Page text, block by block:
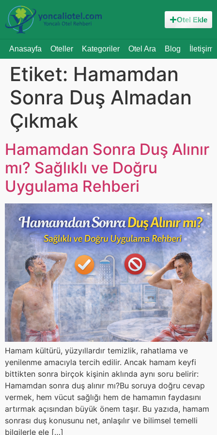
Otel Ekle
Anasayfa Oteller Kategoriler Otel Ara Blog İletişim
Etiket: Hamamdan
Sonra Duş Almadan
Çıkmak
Hamamdan Sonra Duş Alınır
mı? Sağlıklı ve Doğru
Uygulama Rehberi
Hamam kültürü, yüzyıllardır temizlik, rahatlama ve
yenilenme amacıyla tercih edilir. Ancak hamam keyfi
bittikten sonra birçok kişinin aklında aynı soru belirir:
Hamamdan sonra duş alınır mı?Bu soruya doğru cevap
vermek, hem vücut sağlığı hem de hamamın faydasını
artırmak açısından büyük önem taşır. Bu yazıda, hamam
sonrası duş konusunu net, anlaşılır ve bilimsel temelli
bilgilerle ele […]